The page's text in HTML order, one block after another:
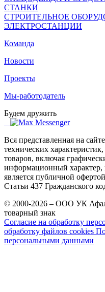
СТАНКИ
СТРОИТЕЛЬНОЕ
ЭЛЕКТРОСТАНЦИИ
Команда
Новости
Проекты
Мы-работодатель
Будем дружить
Вся представленная на
технических
товаров, включая
информационный характер,
является публичной
Статьи 437 Гражданского
© 2000-2026 – ООО УК
товарный знак
Согласие на обработку
обработку файлов cookies
персональными данными